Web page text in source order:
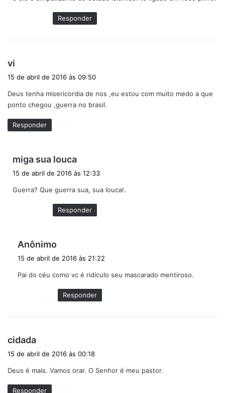
Responder
vi
s
e
:
15 de abril de 2016 às 09:50
Deus tenha misericordia de nos ,eu estou com muito medo a que
ponto chegou ,guerra no brasil.
Responder
miga sua louca
s
e
:
15 de abril de 2016 às 12:33
Guerra? Que guerra sua, sua louca!.
Responder
Anônimo
s
e
:
15 de abril de 2016 às 21:22
Pai do céu como vc é ridículo seu mascarado mentiroso.
Responder
cidada
s
e
15 de abril de 2016 às 00:18
Deus é mais. Vamos orar. O Senhor é meu pastor.
Responder